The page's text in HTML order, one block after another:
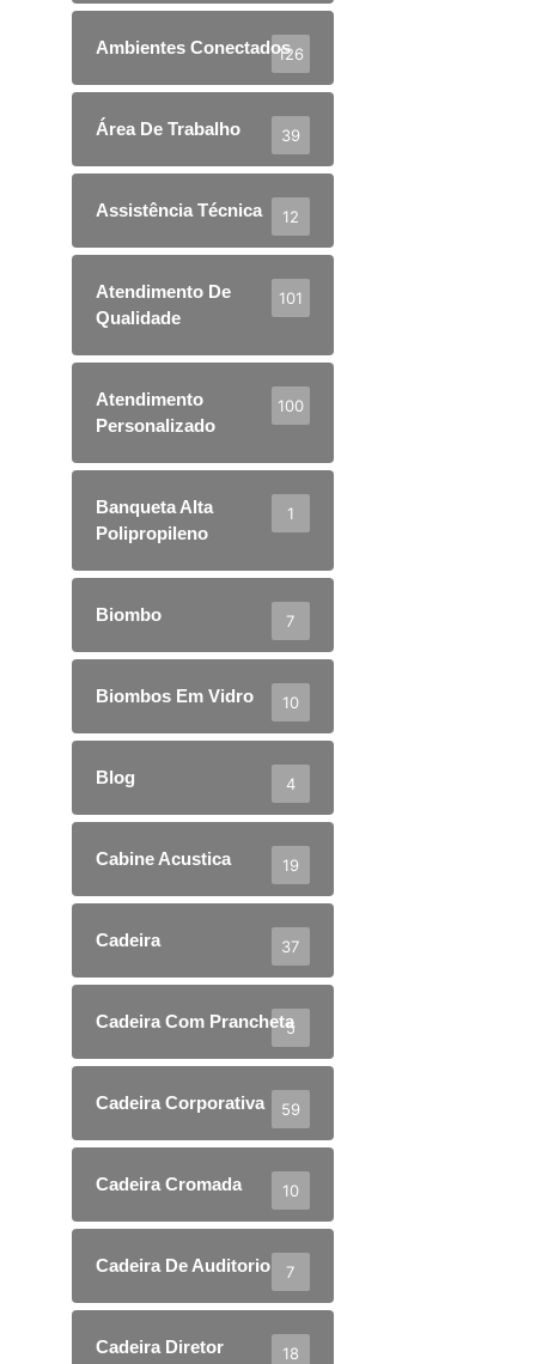
Ambientes Conectados126
Área De Trabalho 39
Assistência Técnica 12
Atendimento De
Qualidade
101
Atendimento
Personalizado
100
Banqueta Alta
Polipropileno
1
Biombo 7
Biombos Em Vidro 10
Blog 4
Cabine Acustica 19
Cadeira 37
Cadeira Com Prancheta
5
Cadeira Corporativa 59
Cadeira Cromada 10
Cadeira De Auditorio 7
Cadeira Diretor 18